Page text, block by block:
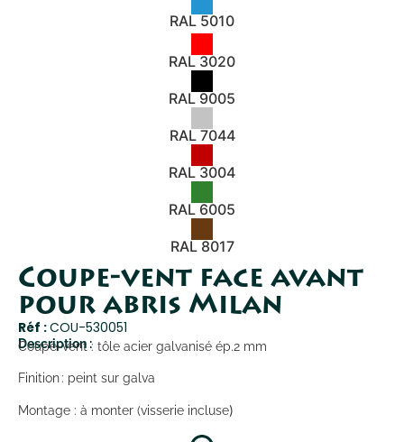
RAL 5010
RAL 3020
RAL 9005
RAL 7044
RAL 3004
RAL 6005
RAL 8017
Coupe-vent face avant
pour abris Milan
Réf :COU-530051
Description :
Coupe-vent : tôle acier galvanisé ép.2 mm
Finition : peint sur galva
Montage : à monter (visserie incluse)